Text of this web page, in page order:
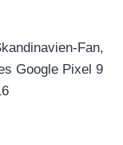
Fan,
Google Pixel 9